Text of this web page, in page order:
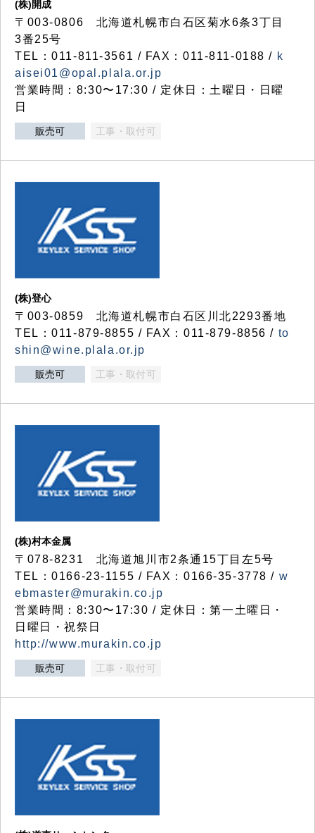
(株)開成
〒003-0806 北海道札幌市白石区菊水6条3丁目
3番25号
TEL：011-811-3561 / FAX：011-811-0188 / k
aisei01@opal.plala.or.jp
営業時間：8:30〜17:30 / 定休日：土曜日・日曜
日
販売可 工事・取付可
(株)登心
〒003-0859 北海道札幌市白石区川北2293番地
TEL：011-879-8855 / FAX：011-879-8856 / to
shin@wine.plala.or.jp
販売可 工事・取付可
(株)村本金属
〒078-8231 北海道旭川市2条通15丁目左5号
TEL：0166-23-1155 / FAX：0166-35-3778 / w
ebmaster@murakin.co.jp
営業時間：8:30〜17:30 / 定休日：第一土曜日・
日曜日・祝祭日
http://www.murakin.co.jp
販売可 工事・取付可